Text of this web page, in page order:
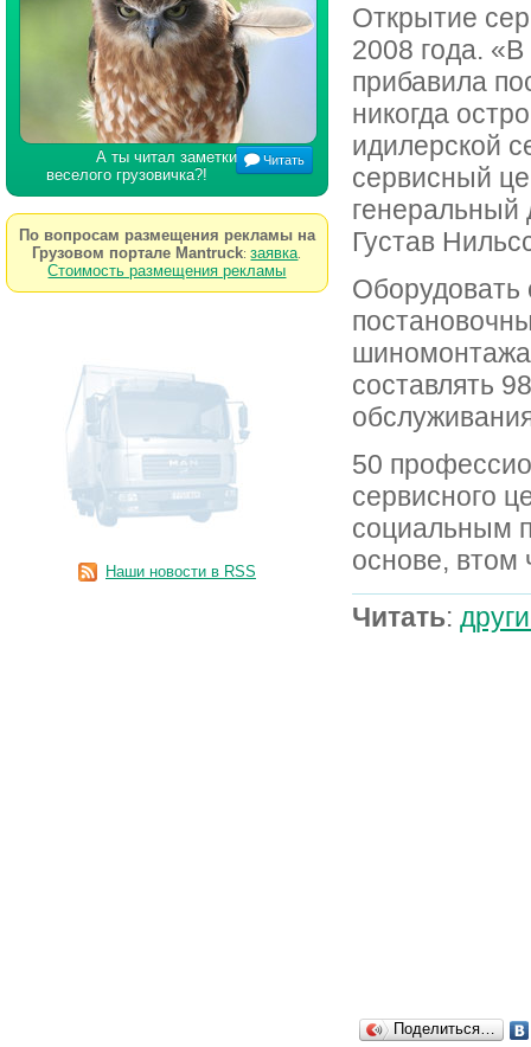
А ты читал заметки
веселого грузовичка?!
Читать
По вопросам размещения рекламы на
Грузовом портале Mantruck:заявка
Стоимость размещения рекламы
Наши новости в RSS
Открытие
2008 года.
прибавила
никогда
идилерской
сервисный
Густав
Оборудовать
составлять
50
сервисного
социальным
основе, втом
Читать:
Поделиться…